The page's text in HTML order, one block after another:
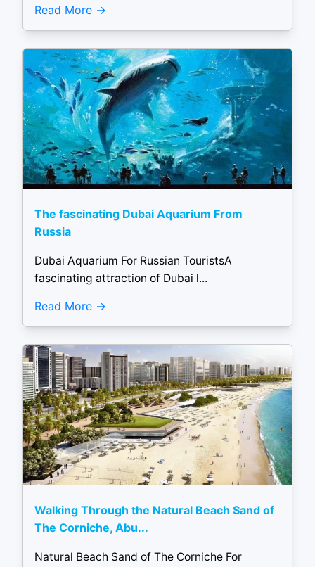
Read More
The fascinating Dubai Aquarium From
Russia
Dubai Aquarium For Russian TouristsA
fascinating attraction of Dubai l...
Read More
Walking Through the Natural Beach Sand of
The Corniche, Abu...
Natural Beach Sand of The Corniche For